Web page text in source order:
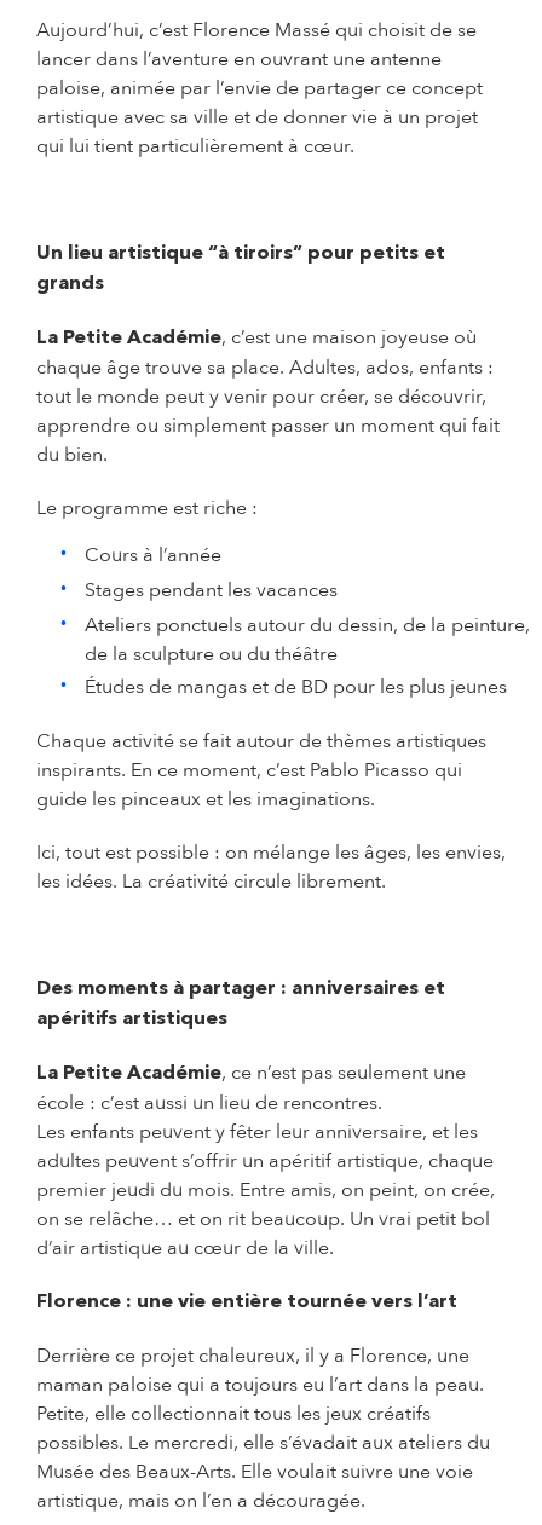
Aujourd’hui, c’est Florence Massé qui choisit de se
lancer dans l’aventure en ouvrant une antenne
paloise, animée par l’envie de partager ce concept
artistique avec sa ville et de donner vie à un projet
qui lui tient particulièrement à cœur.
Un lieu artistique “à tiroirs” pour petits et
grands
La Petite Académie, c’est une maison joyeuse où
chaque âge trouve sa place. Adultes, ados, enfants :
tout le monde peut y venir pour créer, se découvrir,
apprendre ou simplement passer un moment qui fait
du bien.
Le programme est riche :
Cours à l’année
Stages pendant les vacances
Ateliers ponctuels autour du dessin, de la peinture,
de la sculpture ou du théâtre
Études de mangas et de BD pour les plus jeunes
Chaque activité se fait autour de thèmes artistiques
inspirants. En ce moment, c’est Pablo Picasso qui
guide les pinceaux et les imaginations.
Ici, tout est possible : on mélange les âges, les envies,
les idées. La créativité circule librement.
Des moments à partager : anniversaires et
apéritifs artistiques
La Petite Académie, ce n’est pas seulement une
école : c’est aussi un lieu de rencontres.
Les enfants peuvent y fêter leur anniversaire, et les
adultes peuvent s’offrir un apéritif artistique, chaque
premier jeudi du mois. Entre amis, on peint, on crée,
on se relâche… et on rit beaucoup. Un vrai petit bol
d’air artistique au cœur de la ville.
Florence : une vie entière tournée vers l’art
Derrière ce projet chaleureux, il y a Florence, une
maman paloise qui a toujours eu l’art dans la peau.
Petite, elle collectionnait tous les jeux créatifs
possibles. Le mercredi, elle s’évadait aux ateliers du
Musée des Beaux-Arts. Elle voulait suivre une voie
artistique, mais on l’en a découragée.